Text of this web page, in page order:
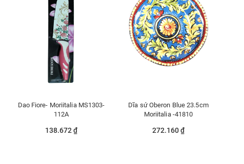
Dao Fiore- Moriitalia MS1303-
112A
138.672 ₫
Dĩa sứ Oberon Blue 23.5cm
Moriitalia -41810
272.160 ₫